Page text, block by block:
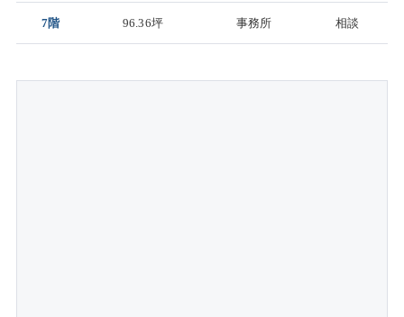
7階 96.36坪 事務所 相談